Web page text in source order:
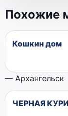
Похожие
Кошкин дом
— Архангельск
ЧЕРНАЯ